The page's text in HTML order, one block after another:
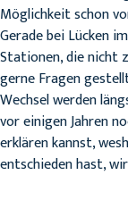
Möglichkeit schon
Gerade bei Lücken
Stationen, die nicht
gerne Fragen
Wechsel werden
vor einigen Jahren
erklären kannst,
entschieden hast,